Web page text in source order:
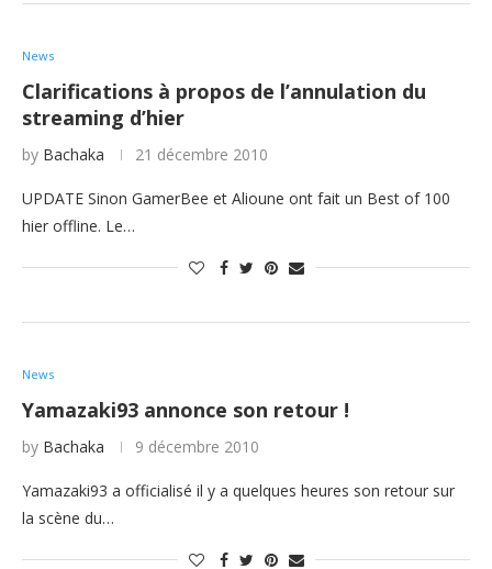
News
Clarifications à propos de l’annulation du
streaming d’hier
by Bachaka 21 décembre 2010
UPDATE Sinon GamerBee et Alioune ont fait un Best of 100
hier offline. Le…
News
Yamazaki93 annonce son retour !
by Bachaka 9 décembre 2010
Yamazaki93 a officialisé il y a quelques heures son retour sur
la scène du…